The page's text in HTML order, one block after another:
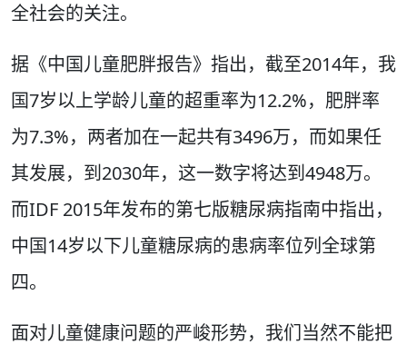
全社会的关注。
据《中国儿童肥胖报告》指出，截至2014年，我
国7岁以上学龄儿童的超重率为12.2%，肥胖率
为7.3%，两者加在一起共有3496万，而如果任
其发展，到2030年，这一数字将达到4948万。
而IDF 2015年发布的第七版糖尿病指南中指出，
中国14岁以下儿童糖尿病的患病率位列全球第
四。
面对儿童健康问题的严峻形势，我们当然不能把